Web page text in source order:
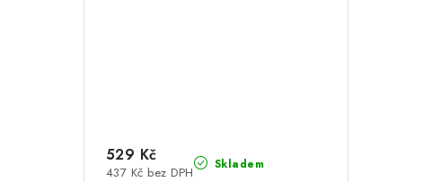
Skladem
437 Kč bez DPH
529 Kč